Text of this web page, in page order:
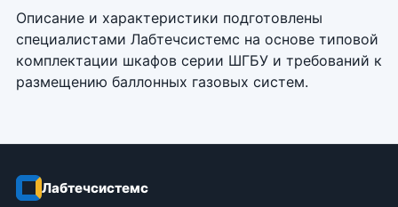
Описание и характеристики подготовлены
специалистами Лабтечсистемс на основе типовой
комплектации шкафов серии ШГБУ и требований к
размещению баллонных газовых систем.
Лабтечсистемс